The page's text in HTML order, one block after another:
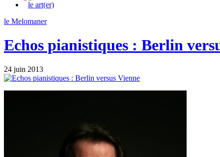
le art(er)
le Melomaner
Echos pianistiques : Berlin
24 juin 2013